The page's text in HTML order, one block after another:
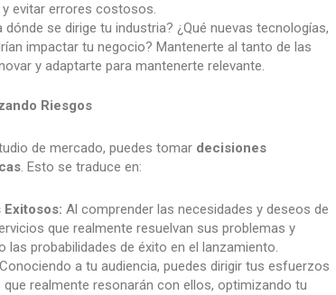
evitar errores costosos.
dónde se dirige tu industria? ¿Qué nuevas tecnologías,
impactar tu negocio? Mantenerte al tanto de las
y adaptarte para mantenerte relevante.
Riesgos
de mercado, puedes tomar decisiones
. Esto se traduce en:
Al comprender las necesidades y deseos de
que realmente resuelvan sus problemas y
probabilidades de éxito en el lanzamiento.
Conociendo a tu audiencia, puedes dirigir tus esfuerzos
realmente resonarán con ellos, optimizando tu